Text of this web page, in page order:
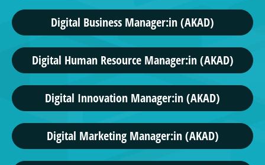
Digital Business Manager:in (AKAD)
Digital Human Resource Manager:in (AKAD)
Digital Innovation Manager:in (AKAD)
Digital Marketing Manager:in (AKAD)